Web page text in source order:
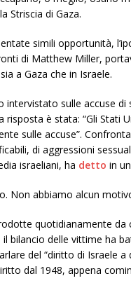
Striscia di Gaza.
simili opportunità,
di Matthew Miller,
a Gaza che in Israele.
intervistato sulle accuse
risposta è stata: “Gli Stati
sulle accuse”.
di aggressioni
israeliani, ha detto in
Non abbiamo alcun
quotidianamente
bilancio delle vittime ha
del “diritto di Israele
dal 1948, appena